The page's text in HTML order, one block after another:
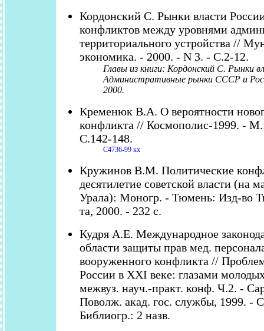
Кордонский С. Рынки власти
конфликтов между уровнями
территориального устройства //
экономика. - 2000. - N 3. - С.2-12.
Главы из книги: Кордонский С. Рынки
Административные рынки СССР и
2000.
Кременюк В.А. О вероятности
конфликта // Космополис-1999. -
С.142-148.
С4736-99 кх
Кружинов В.М. Политические
десятилетие советской власти (на
Урала): Моногр. - Тюмень: Изд-во
та, 2000. - 232 с.
Кудря А.Е. Международное
области защиты прав мед.
вооруженного конфликта //
России в XXI веке: глазами
межвуз. науч.-практ. конф. Ч.2. -
Поволж. акад. гос. службы, 1999. -
Библиогр.: 2 назв.